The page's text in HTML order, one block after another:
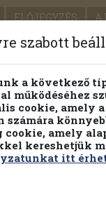
ELŐJEGYZÉS
ÁRAINK
Részletes
szabott
a következő
működéséhez
cookie, amely
számára
amely
kereshetjük
itt